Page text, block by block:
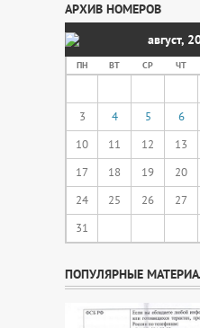
АРХИВ НОМЕРОВ
август,
ПН ВТ СР ЧТ
3
4 5 6
10
11 12 13
17
18 19 20
24
25 26 27
31
ПОПУЛЯРНЫЕ